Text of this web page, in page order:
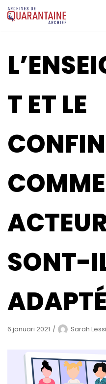
Meteen
naar
T ET LE
SONT-
6 januari 2021 Sarah